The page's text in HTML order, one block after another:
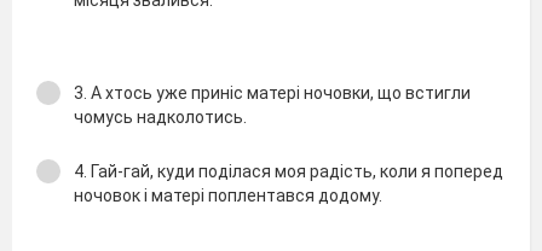
3. А хтось уже принiс матерi ночовки, що встигли
чомусь надколотись.
4. Гай-гай, куди подiлася моя радiсть, коли я поперед
ночовок i матерi поплентався додому.